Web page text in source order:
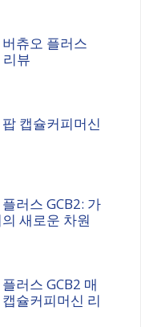
츄오 플러스
뷰
캡슐커피머신
러스 GCB2: 가
새로운 차원
러스 GCB2 매
슐커피머신 리